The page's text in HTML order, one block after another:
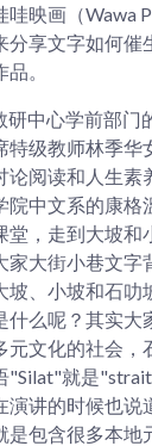
哇映画（Wawa
享文字如何催
。
研中心学前部门
特级教师林季华
论阅读和人生素
院中文系的康格
堂，走到大坡和
家大街小巷文字
坡、小坡和石叻
什么呢？其实大
元文化的社会，
"Silat"就是
演讲的时候也说
包含很多本地